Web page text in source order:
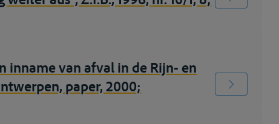
inname van afval in de Rijn- en
paper, 2000;